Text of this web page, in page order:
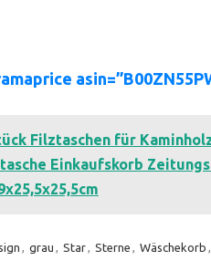
Filztaschen für
Einkaufskorb
, grau , Star, Sterne , Wäschekorb ,